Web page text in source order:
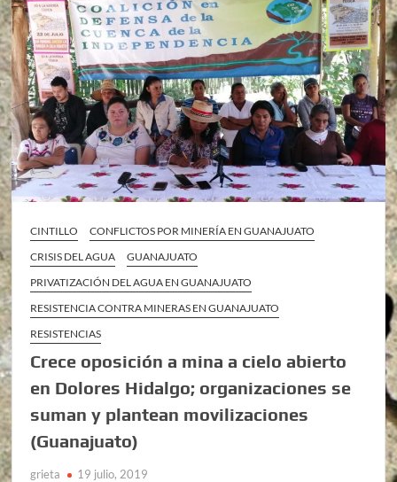
CINTILLO
CONFLICTOS POR MINERÍA EN GUANAJUATO
CRISIS DEL AGUA
GUANAJUATO
PRIVATIZACIÓN DEL AGUA EN GUANAJUATO
RESISTENCIA CONTRA MINERAS EN GUANAJUATO
RESISTENCIAS
Crece oposición a mina a cielo abierto
en Dolores Hidalgo; organizaciones se
suman y plantean movilizaciones
(Guanajuato)
grieta 19 julio, 2019